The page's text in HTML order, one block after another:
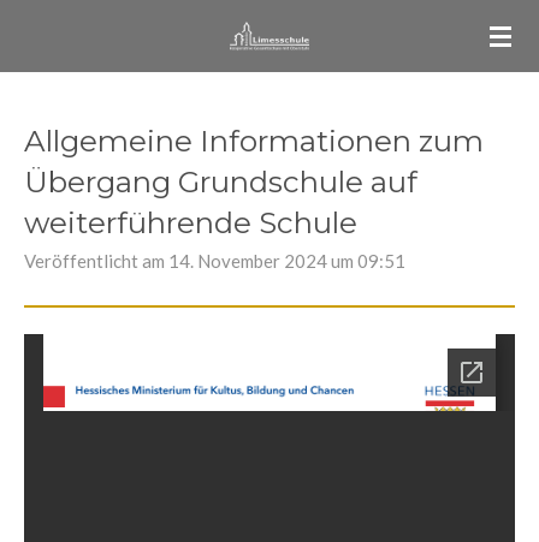
Allgemeine Informationen zum
Übergang Grundschule auf
weiterführende Schule
Veröffentlicht am 14. November 2024 um 09:51